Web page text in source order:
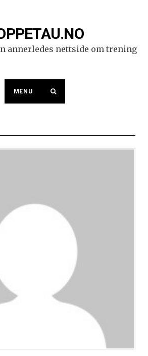
annerledes nettside om trening
MENU